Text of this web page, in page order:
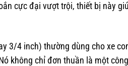
cực đại vượt trội, thiết bị này
3/4 inch) thường dùng cho xe
không chỉ đơn thuần là một